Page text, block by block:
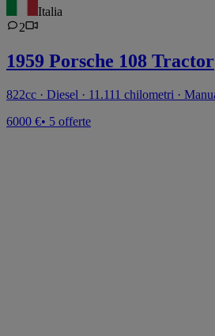
Italia
2
1959 Porsche 108 Tractor
822cc · Diesel · 11.111 chilometri ·
6000 €• 5 offerte